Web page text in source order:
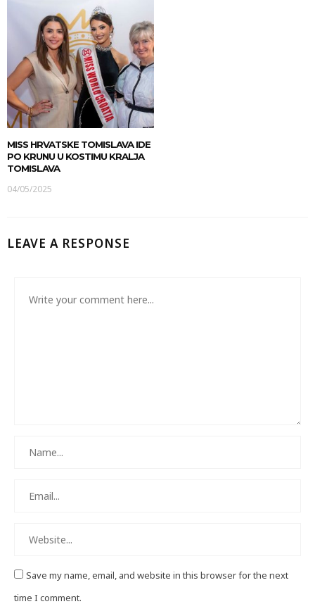
MISS HRVATSKE TOMISLAVA IDE
PO KRUNU U KOSTIMU KRALJA
TOMISLAVA
04/05/2025
LEAVE A RESPONSE
Save my name, email, and website in this browser for the next
time I comment.